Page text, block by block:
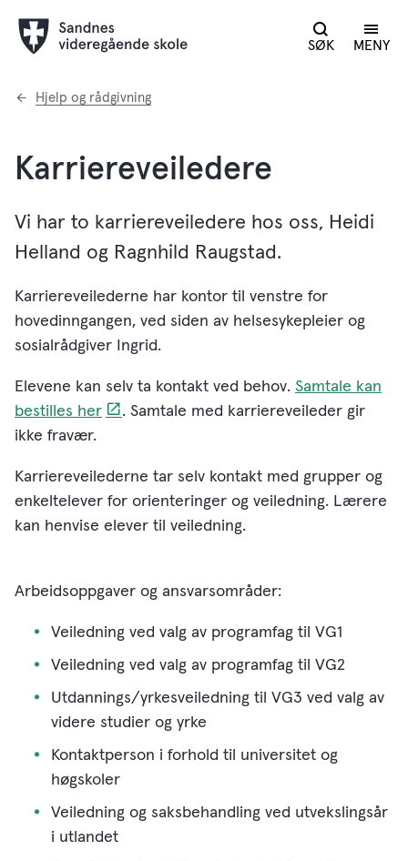
SØK MENY
Du
Hjelp og rådgivning
Karriereveiledere
Vi har to karriereveiledere hos oss, Heidi
Helland og Ragnhild Raugstad.
Karriereveilederne har kontor til venstre for
hovedinngangen, ved siden av helsesykepleier og
sosialrådgiver Ingrid.
Elevene kan selv ta kontakt ved behov. Samtale kan
bestilles her
. Samtale med karriereveileder gir
ikke fravær.
Karriereveilederne tar selv kontakt med grupper og
enkeltelever for orienteringer og veiledning. Lærere
kan henvise elever til veiledning.
Arbeidsoppgaver og ansvarsområder:
Veiledning ved valg av programfag til VG1
Veiledning ved valg av programfag til VG2
Utdannings/yrkesveiledning til VG3 ved valg av
videre studier og yrke
Kontaktperson i forhold til universitet og
høgskoler
Veiledning og saksbehandling ved utvekslingsår
i utlandet